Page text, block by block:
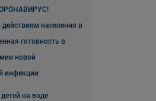
населения в
готовность в
новой
инфекции
на воде